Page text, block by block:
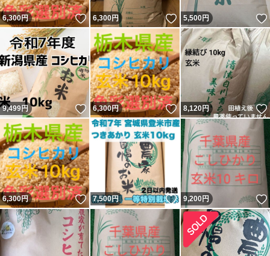
6,300円 いいね！
6,300円 いいね！
5,500円
9,499円 いいね！
6,300円 いいね！
8,120円
6,300円 いいね！
7,500円 いいね！
9,200円